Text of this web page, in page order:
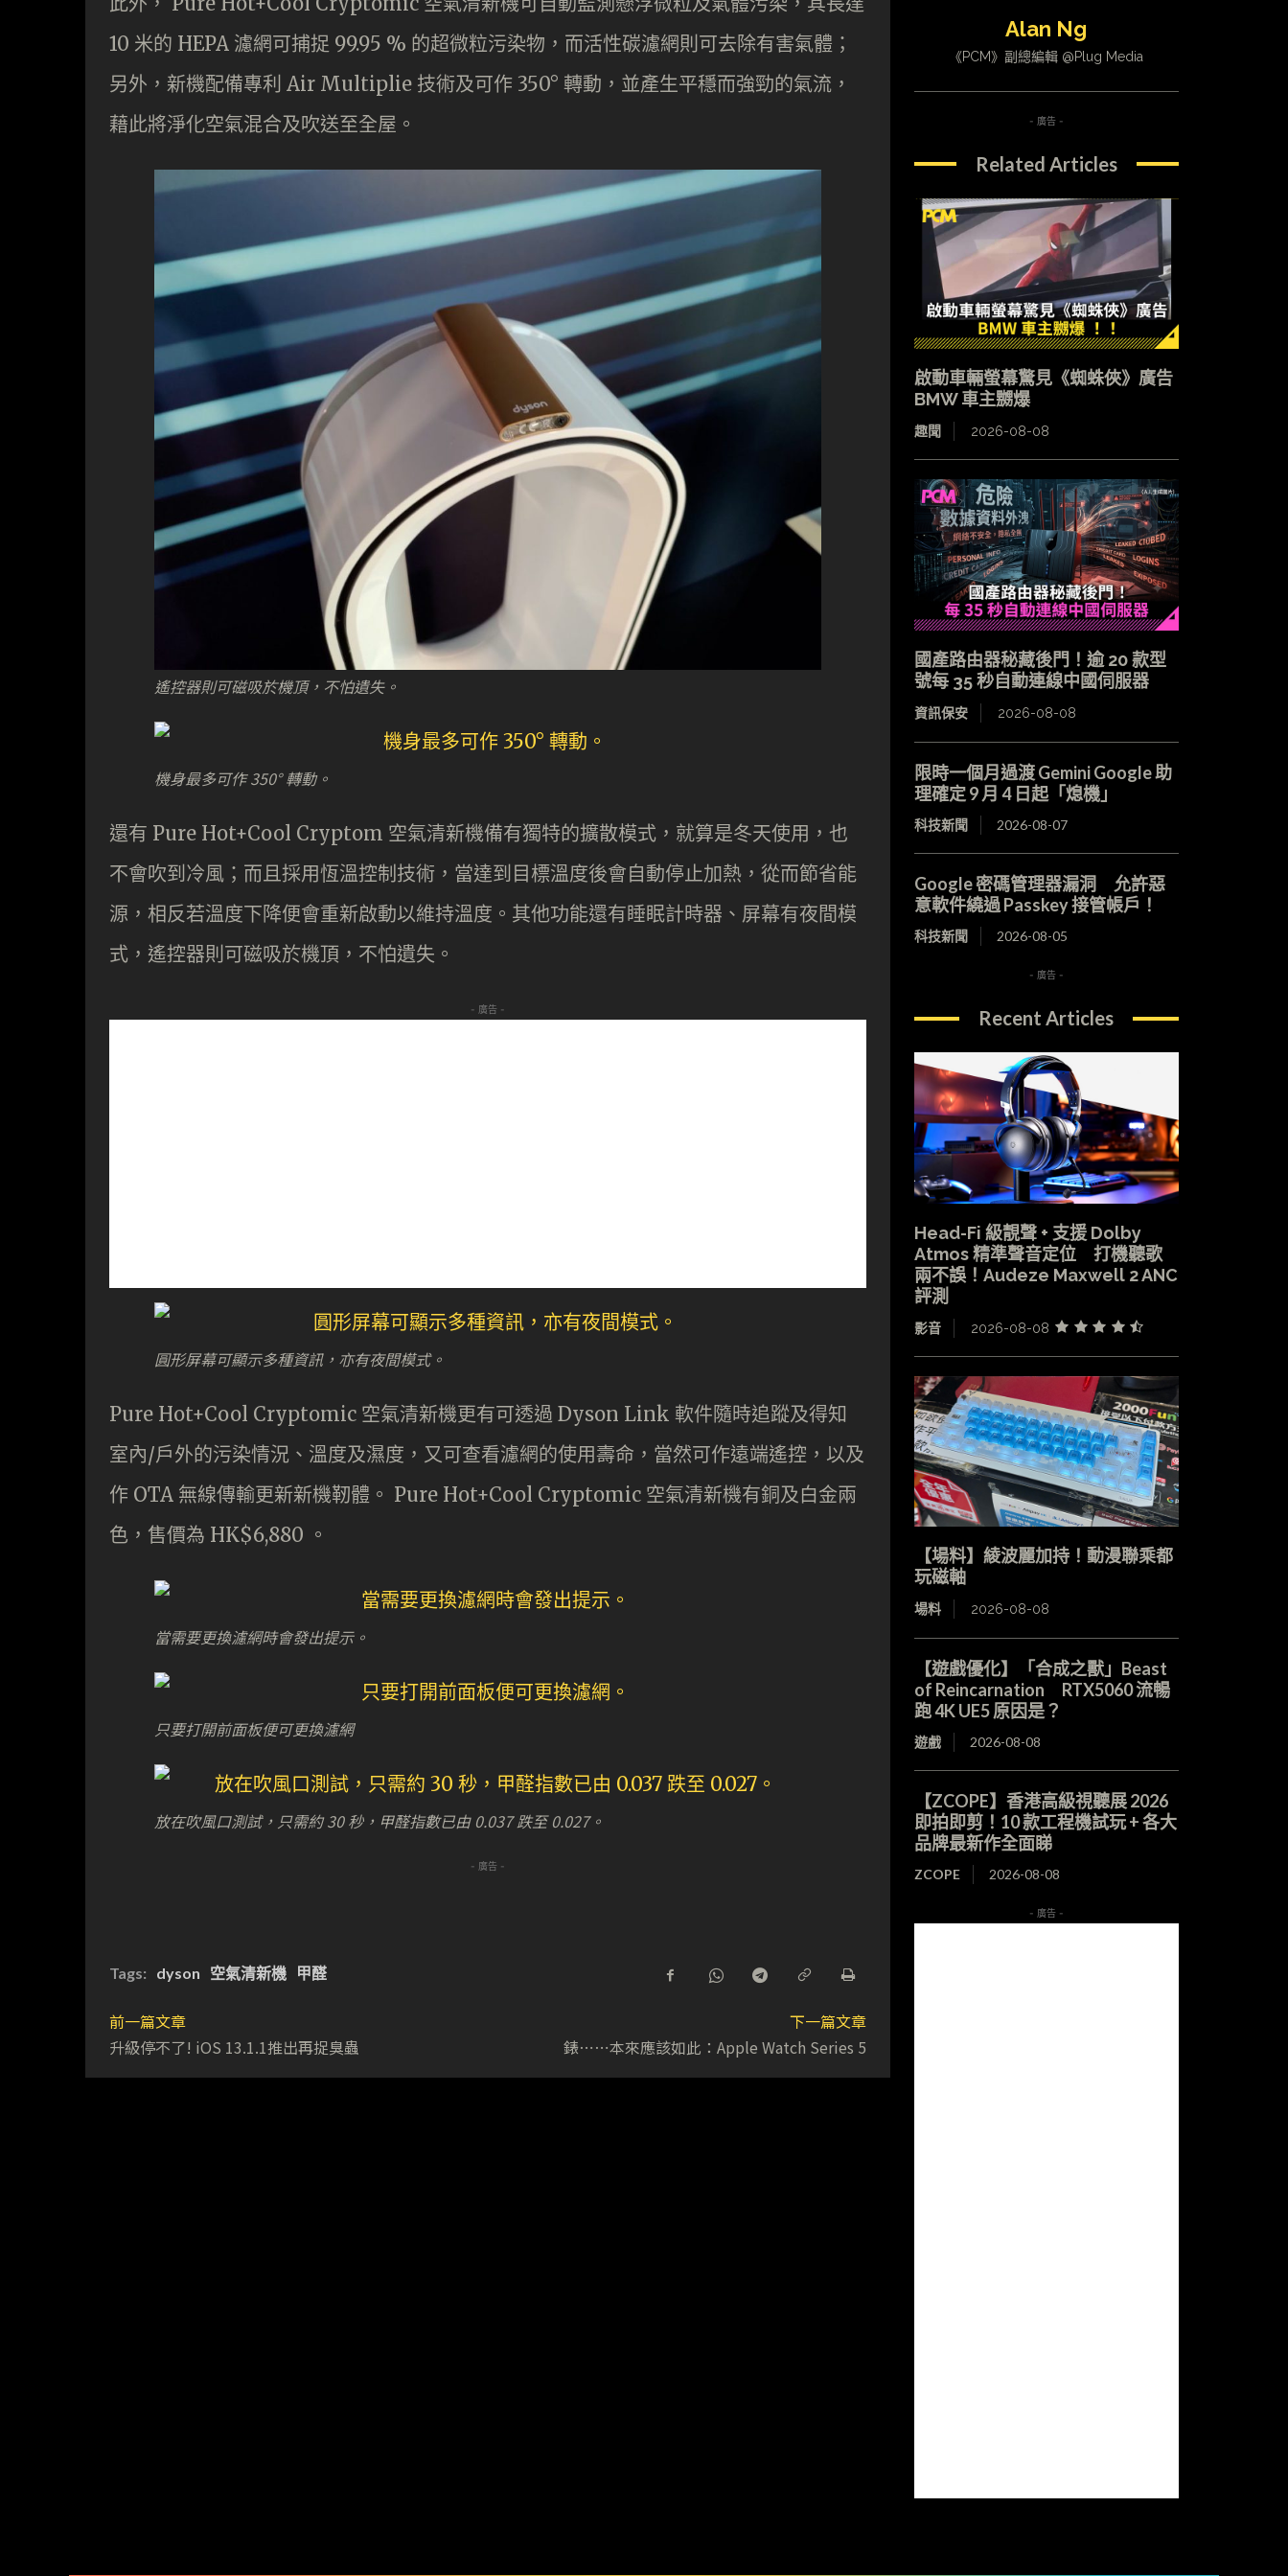
10 米的 HEPA 濾網可捕捉 99.95 % 的超微粒污染物，而活性碳濾網則可去除有害氣體；
另外，新機配備專利 Air Multiplie 技術及可作 350° 轉動，並產生平穩而強勁的氣流，
藉此將淨化空氣混合及吹送至全屋。
遙控器則可磁吸於機頂，不怕遺失。
機身最多可作 350° 轉動。
還有 Pure Hot+Cool Cryptom 空氣清新機備有獨特的擴散模式，就算是冬天使用，也
不會吹到冷風；而且採用恆溫控制技術，當達到目標溫度後會自動停止加熱，從而節省能
源，相反若溫度下降便會重新啟動以維持溫度。其他功能還有睡眠計時器、屏幕有夜間模
式，遙控器則可磁吸於機頂，不怕遺失。
- 廣告 -
圓形屏幕可顯示多種資訊，亦有夜間模式。
Pure Hot+Cool Cryptomic 空氣清新機更有可透過 Dyson Link 軟件隨時追蹤及得知
室內/戶外的污染情況、溫度及濕度，又可查看濾網的使用壽命，當然可作遠端遙控，以及
作 OTA 無線傳輸更新新機靭體。 Pure Hot+Cool Cryptomic 空氣清新機有銅及白金兩
色，售價為 HK$6,880 。
當需要更換濾網時會發出提示。
只要打開前面板便可更換濾網
放在吹風口測試，只需約 30 秒，甲醛指數已由 0.037 跌至 0.027。
- 廣告 -
Tags: dyson 空氣清新機 甲醛
前一篇文章
升級停不了! iOS 13.1.1推出再捉臭蟲
下一篇文章
錶⋯⋯本來應該如此：Apple Watch Series 5
Alan Ng
《PCM》副總編輯 @Plug Media
- 廣告 -
Related Articles
啟動車輛螢幕驚見《蜘蛛俠》廣告
BMW 車主嬲爆
趣聞 2026-08-08
國產路由器秘藏後門！逾 20 款型
號每 35 秒自動連線中國伺服器
資訊保安 2026-08-08
限時一個月過渡 Gemini Google 助
理確定 9 月 4 日起「熄機」
科技新聞 2026-08-07
Google 密碼管理器漏洞 允許惡
意軟件繞過 Passkey 接管帳戶！
科技新聞 2026-08-05
- 廣告 -
Recent Articles
Head-Fi 級靚聲 + 支援 Dolby
Atmos 精準聲音定位 打機聽歌
兩不誤！Audeze Maxwell 2 ANC
評測
影音 2026-08-08
【場料】綾波麗加持！動漫聯乘都
玩磁軸
場料 2026-08-08
【遊戲優化】「合成之獸」Beast
of Reincarnation RTX5060 流暢
跑 4K UE5 原因是？
遊戲 2026-08-08
【ZCOPE】香港高級視聽展 2026
即拍即剪！10 款工程機試玩 + 各大
品牌最新作全面睇
ZCOPE 2026-08-08
- 廣告 -